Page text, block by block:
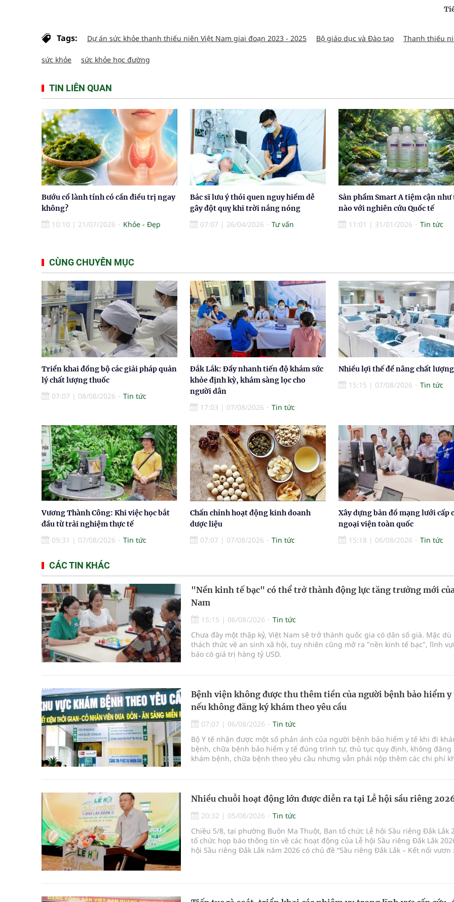
Tags: Dự án sức khỏe thanh thiếu niên Việt Nam giai đoạn 2023 - 2025 Bộ giáo dục và Đào tạo Thanh thiếu
sức khỏe sức khỏe học đường
TIN LIÊN QUAN
Bướu cổ lành tính có cần điều trị ngay
không?
10:10 | 21/07/2026 Khỏe - Đẹp
Bác sĩ lưu ý thói quen nguy hiểm dễ
gây đột quỵ khi trời nắng nóng
07:07 | 26/04/2026 Tư vấn
Sản phẩm Smart A tiệm cận như
nào với nghiên cứu Quốc tế
11:01 | 31/01/2026 Tin tức
CÙNG CHUYÊN MỤC
Triển khai đồng bộ các giải pháp quản
lý chất lượng thuốc
07:07 | 08/08/2026 Tin tức
Đắk Lắk: Đẩy nhanh tiến độ khám sức
khỏe định kỳ, khám sàng lọc cho
người dân
17:03 | 07/08/2026 Tin tức
Nhiều lợi thế để nâng chất
15:15 | 07/08/2026 Tin tức
Vương Thành Công: Khi việc học bắt
đầu từ trải nghiệm thực tế
09:31 | 07/08/2026 Tin tức
Chấn chỉnh hoạt động kinh doanh
dược liệu
07:07 | 07/08/2026 Tin tức
Xây dựng bản đồ mạng lưới cấp
ngoại viện toàn quốc
15:18 | 06/08/2026 Tin tức
CÁC TIN KHÁC
"Nền kinh tế bạc" có thể trở thành động lực tăng trưởng mới
Nam
15:15 | 06/08/2026
Tin tức
Chưa đầy một thập kỷ, Việt Nam sẽ trở thành quốc gia có dân số già. Mặc dù
thách thức về an sinh xã hội, tuy nhiên cũng mở ra "nền kinh tế bạc", lĩnh
báo có giá trị hàng tỷ USD.
Bệnh viện không được thu thêm tiền của người bệnh bảo hiểm y
nếu không đăng ký khám theo yêu cầu
07:07 | 06/08/2026
Tin tức
Bộ Y tế nhận được một số phản ánh của người bệnh bảo hiểm y tế khi đi
bệnh, chữa bệnh bảo hiểm y tế đúng trình tự, thủ tục quy định, không đăng
khám bệnh, chữa bệnh theo yêu cầu nhưng vẫn phải nộp thêm các chi phí
Nhiều chuỗi hoạt động lớn được diễn ra tại Lễ hội sầu riêng
20:32 | 05/08/2026
Tin tức
Chiều 5/8, tại phường Buôn Ma Thuột, Ban tổ chức Lễ hội Sầu riêng Đắk Lắk
tổ chức họp báo thông tin về các hoạt động của Lễ hội Sầu riêng Đắk Lắk
hội Sầu riêng Đắk Lắk năm 2026 có chủ đề “Sầu riêng Đắk Lắk – Kết nối vươn